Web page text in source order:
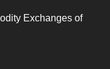
Exchanges of